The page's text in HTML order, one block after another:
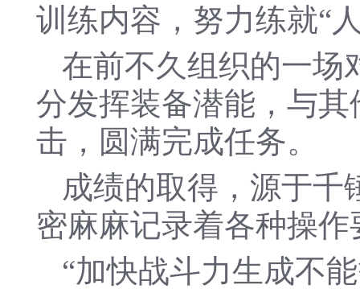
训练内容，努力练就“
在前不久组织的一场
分发挥装备潜能，与其
击，圆满完成任务。
成绩的取得，源于千
密麻麻记录着各种操
“加快战斗力生成不